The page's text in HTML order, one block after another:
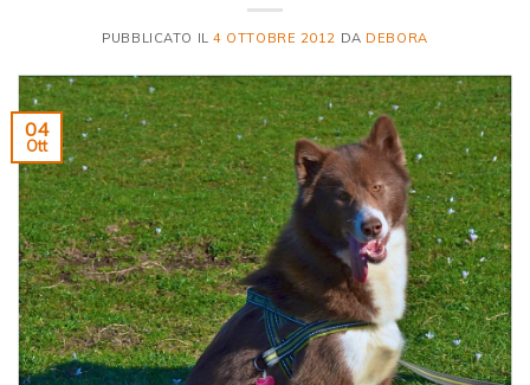
PUBBLICATO IL4 OTTOBRE 2012 DA DEBORA
04
Ott